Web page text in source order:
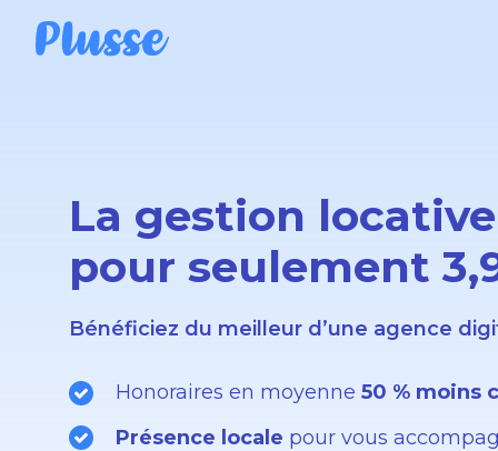
La gestion
pour seulement
Bénéficiez du meilleur d’une agence
Honoraires en moyenne 50 % moins
Présence locale pour vous